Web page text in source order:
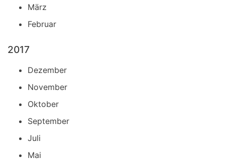
März
Februar
2017
Dezember
November
Oktober
September
Juli
Mai